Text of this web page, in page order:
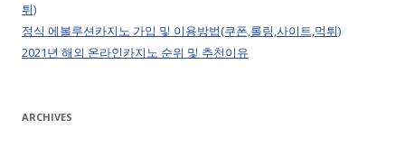
튀)
정식 에볼루션카지노 가입 및 이용방법(쿠폰,롤링,사이트,먹튀)
2021년 해외 온라인카지노 순위 및 추천이유
ARCHIVES